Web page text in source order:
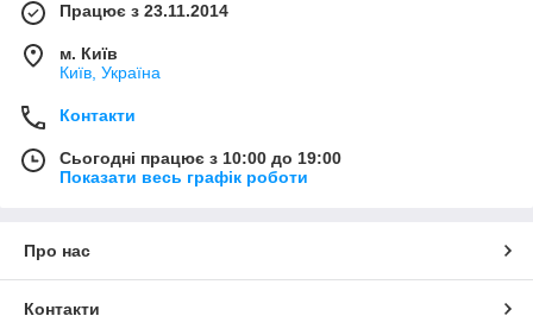
Працює з 23.11.2014
м. Київ
Київ, Україна
Контакти
Сьогодні працює з 10:00 до 19:00
Показати весь графік роботи
Про нас
Контакти